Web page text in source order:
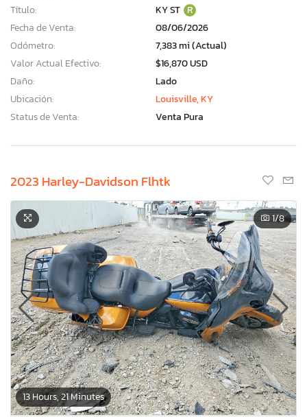
Título:
KY ST R
Fecha de Venta:
08/06/2026
Odómetro:
7,383 mi (Actual)
Valor Actual Efectivo:
$16,870 USD
Daño:
Lado
Ubicación:
Louisville, KY
Status de Venta:
Venta Pura
2023 Harley-Davidson Flhtk
13 Hours, 21 Minutes
1/8